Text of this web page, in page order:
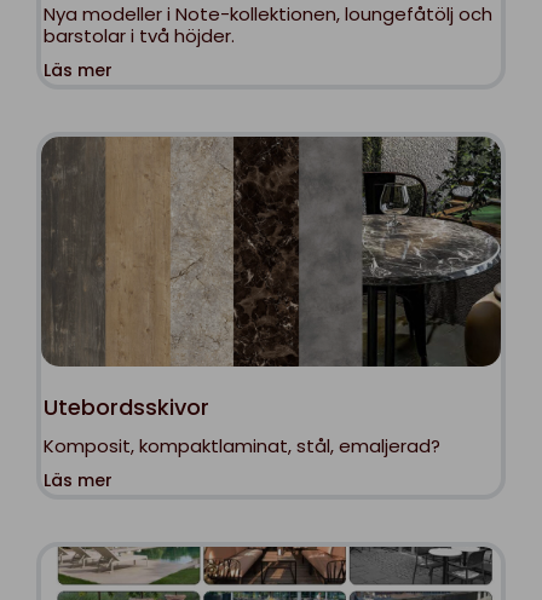
Nya modeller i Note-kollektionen, loungefåtölj och
barstolar i två höjder.
Läs mer
Utebordsskivor
Komposit, kompaktlaminat, stål, emaljerad?
Läs mer